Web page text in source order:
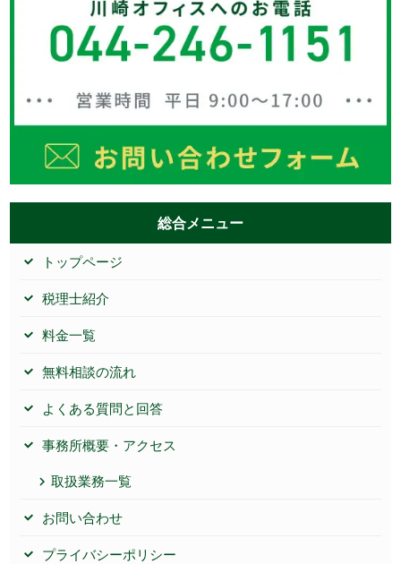
総合メニュー
トップページ
税理士紹介
料金一覧
無料相談の流れ
よくある質問と回答
事務所概要・アクセス
取扱業務一覧
お問い合わせ
プライバシーポリシー